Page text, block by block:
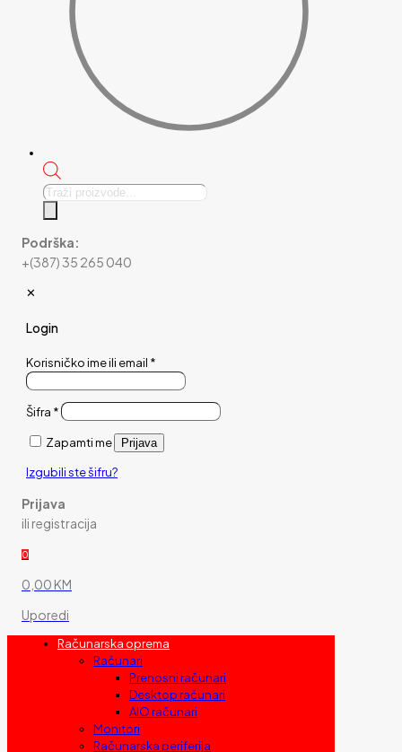
Products
Podrška:
+(387) 35 265 040
✕
Login
Korisničko ime ili email *
Šifra *
Zapamti me Prijava
Izgubili ste šifru?
Prijava
ili registracija
0
0,00 KM
Uporedi
Računarska oprema
Računari
Prenosni računari
Desktop računari
AIO računari
Monitori
Računarska periferija